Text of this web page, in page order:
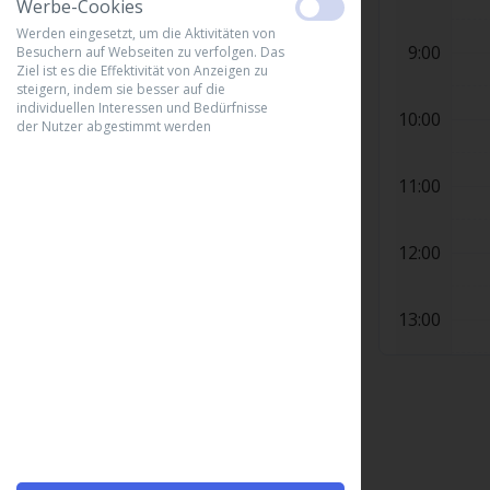
Stunde buchen
9:00
10:00
11:00
12:00
13:00
Werbe-Cookies
Werden eingesetzt, um die Aktivitäten von
Besuchern auf Webseiten zu verfolgen. Das
Ziel ist es die Effektivität von Anzeigen zu
steigern, indem sie besser auf die
individuellen Interessen und Bedürfnisse
der Nutzer abgestimmt werden